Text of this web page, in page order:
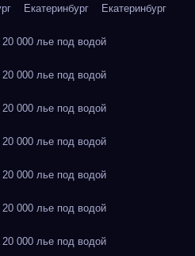
Екатеринбург Екатеринбург
000 лье под водой
000 лье под водой
000 лье под водой
000 лье под водой
000 лье под водой
000 лье под водой
000 лье под водой